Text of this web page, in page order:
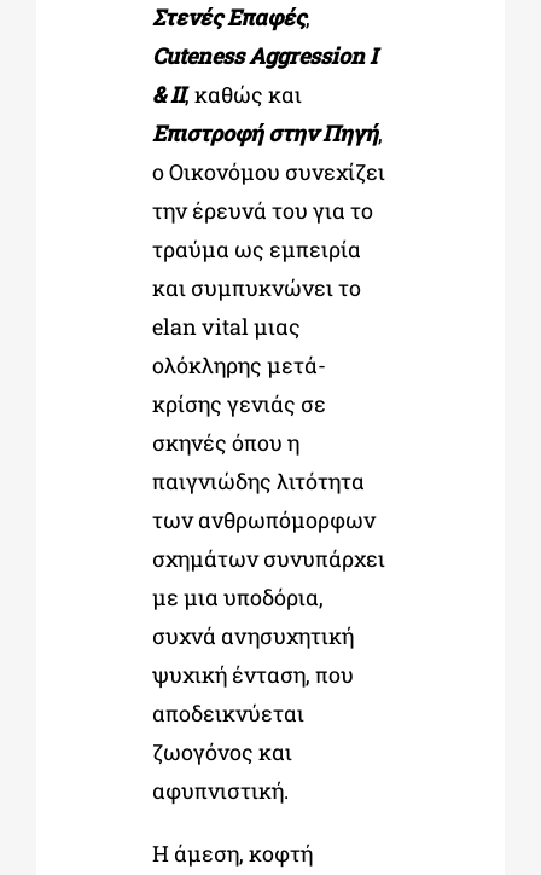
Στενές Επαφές,
Cuteness AggressionI
& II, καθώς και
Επιστροφή στην Πηγή,
ο Οικονόμου συνεχίζει
την έρευνά του για το
τραύμα ως εμπειρία
και συμπυκνώνει το
elan vital μιας
ολόκληρης μετά-
κρίσης γενιάς σε
σκηνές όπου η
παιγνιώδης λιτότητα
των ανθρωπόμορφων
σχημάτων συνυπάρχει
με μια υποδόρια,
συχνά ανησυχητική
ψυχική ένταση, που
αποδεικνύεται
ζωογόνος και
αφυπνιστική.
Η άμεση, κοφτή